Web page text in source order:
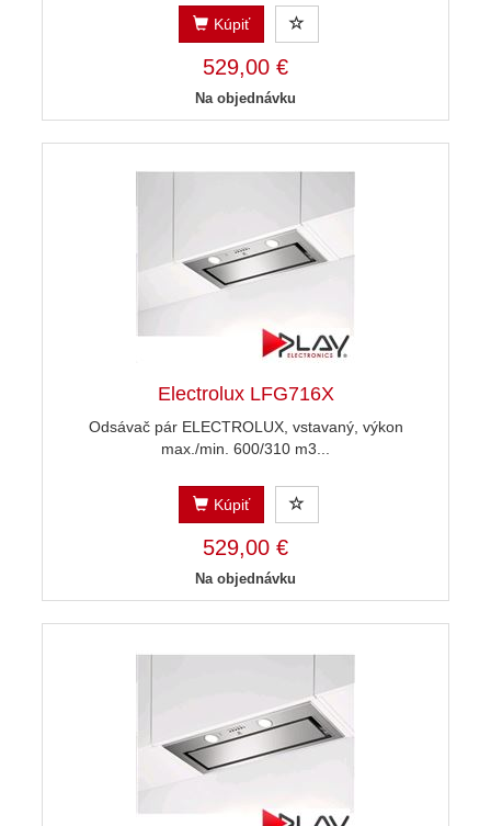
Kúpiť
529,00 €
Na objednávku
Electrolux LFG716X
Odsávač pár ELECTROLUX, vstavaný, výkon
max./min. 600/310 m3...
Kúpiť
529,00 €
Na objednávku